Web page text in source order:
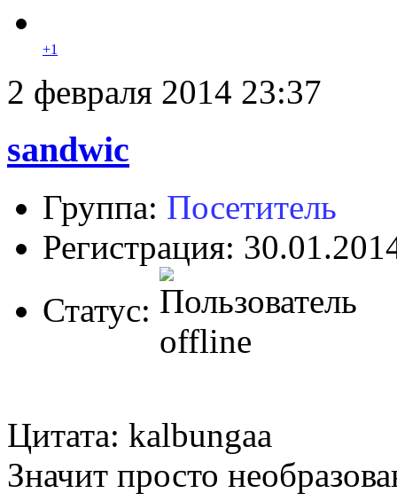
+1
2 февраля 2014 23:37
sandwic
Группа: Посетитель
Регистрация:
Статус:
Цитата: kalbungaa
Значит просто